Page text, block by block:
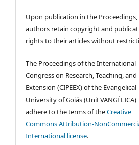
Upon publication in the Proceedings,
authors retain copyright and
rights to their articles without
The Proceedings of the International
Congress on Research, Teaching, and
Extension (CIPEEX) of the Evangelical
University of Goiás (UniEVANGÉLICA)
adhere to the terms of theCreative
Commons Attribution-
International license.